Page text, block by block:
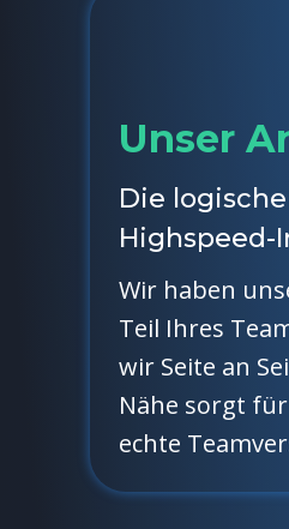
Unser
Die
Highspeed-
Wir haben
Teil Ihres
wir Seite an
Nähe sorgt
echte